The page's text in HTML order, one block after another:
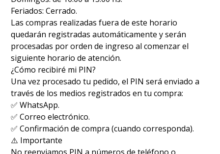
Feriados: Cerrado.
Las compras realizadas fuera de este horario
quedarán registradas automáticamente y serán
procesadas por orden de ingreso al comenzar el
siguiente horario de atención.
¿Cómo recibiré mi PIN?
Una vez procesado tu pedido, el PIN será enviado a
través de los medios registrados en tu compra:
✅ WhatsApp.
✅ Correo electrónico.
✅ Confirmación de compra (cuando corresponda).
⚠️ Importante